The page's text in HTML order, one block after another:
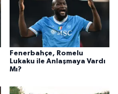
Fenerbahçe, Romelu
Lukaku ile Anlaşmaya Vardı
Mı?